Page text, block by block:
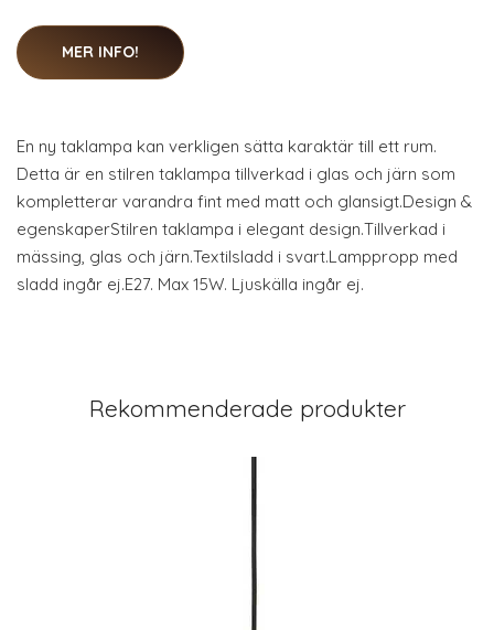
MER INFO!
En ny taklampa kan verkligen sätta karaktär till ett rum.
Detta är en stilren taklampa tillverkad i glas och järn som
kompletterar varandra fint med matt och glansigt.Design &
egenskaperStilren taklampa i elegant design.Tillverkad i
mässing, glas och järn.Textilsladd i svart.Lamppropp med
sladd ingår ej.E27. Max 15W. Ljuskälla ingår ej.
Rekommenderade produkter